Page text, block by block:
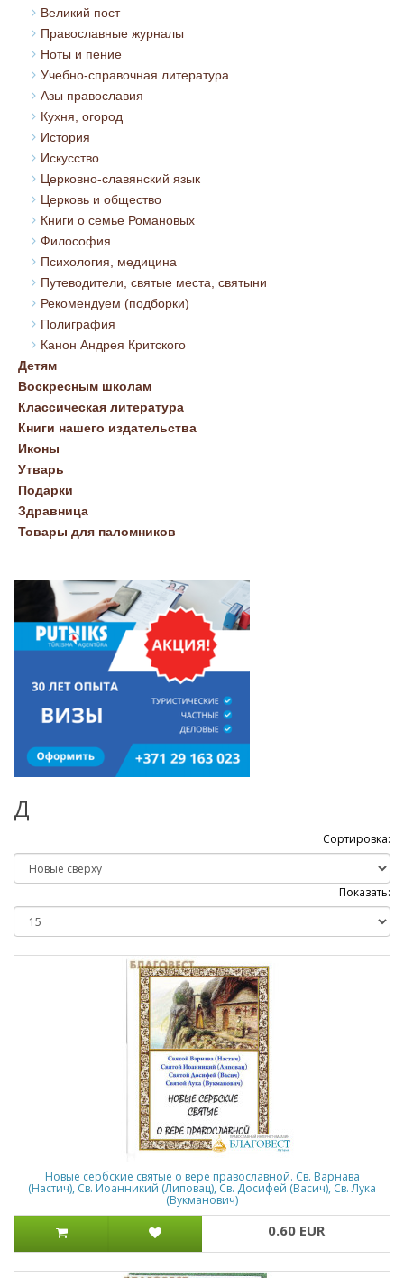
Великий пост
Православные журналы
Ноты и пение
Учебно-справочная литература
Азы православия
Кухня, огород
История
Искусство
Церковно-славянский язык
Церковь и общество
Книги о семье Романовых
Философия
Психология, медицина
Путеводители, святые места, святыни
Рекомендуем (подборки)
Полиграфия
Канон Андрея Критского
Детям
Воскресным школам
Классическая литература
Книги нашего издательства
Иконы
Утварь
Подарки
Здравница
Товары для паломников
Д
Сортировка:
Показать:
Новые сербские святые о вере православной. Св. Варнава
(Настич), Св. Иоанникий (Липовац), Св. Досифей (Васич), Св. Лука
(Вукманович)
0.60 EUR